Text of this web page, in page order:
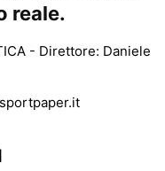
reale.
- Direttore: Daniele